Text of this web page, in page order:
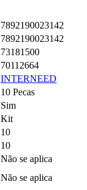
7892190023142
7892190023142
73181500
70112664
INTERNEED
10 Pecas
Sim
Kit
10
10
Não se aplica
Não se aplica